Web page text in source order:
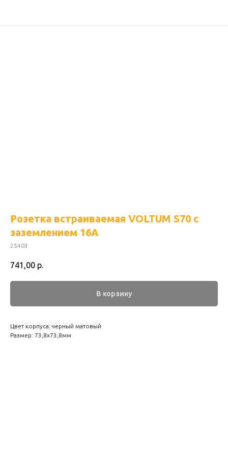
Розетка встраиваемая VOLTUM S70 с
заземлением 16А
25403
741,00 р.
В корзину
Цвет корпуса: черный матовый
Размер: 73,8х73,8мм